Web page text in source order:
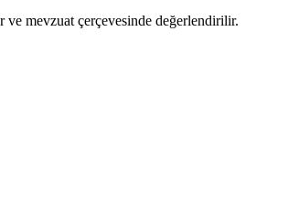
mevzuat çerçevesinde değerlendirilir.